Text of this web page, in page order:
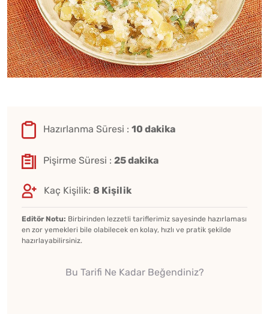
Hazırlanma Süresi : 10 dakika
Pişirme Süresi : 25 dakika
Kaç Kişilik: 8 Kişilik
Editör Notu: Birbirinden lezzetli tariflerimiz sayesinde hazırlaması
en zor yemekleri bile olabilecek en kolay, hızlı ve pratik şekilde
hazırlayabilirsiniz.
Bu Tarifi Ne Kadar Beğendiniz?